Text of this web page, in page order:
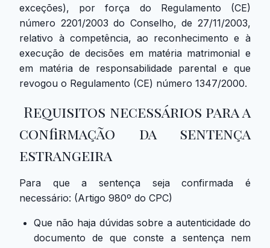
exceções), por força do Regulamento (CE)
número 2201/2003 do Conselho, de 27/11/2003,
relativo à competência, ao reconhecimento e à
execução de decisões em matéria matrimonial e
em matéria de responsabilidade parental e que
revogou o Regulamento (CE) número 1347/2000.
Requisitos necessários para a
confirmação da sentença
estrangeira
Para que a sentença seja confirmada é
necessário: (Artigo 980º do CPC)
Que não haja dúvidas sobre a autenticidade do
documento de que conste a sentença nem